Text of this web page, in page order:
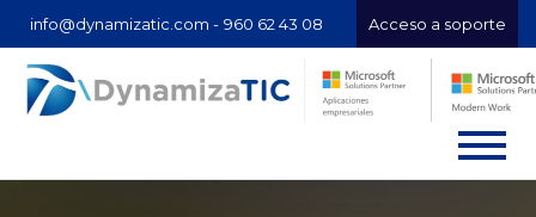
info@dynamizatic.com - 960 62 43 08 Acceso a soporte